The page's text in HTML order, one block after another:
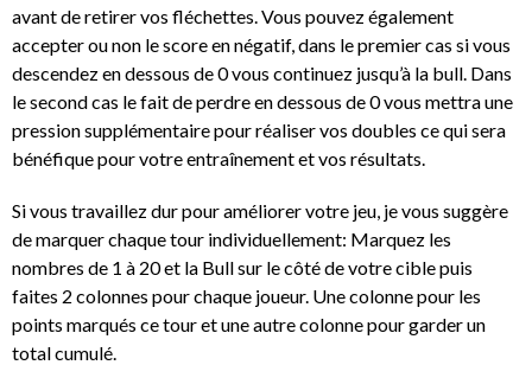
avant de retirer vos fléchettes. Vous pouvez également
accepter ou non le score en négatif, dans le premier cas si vous
descendez en dessous de 0 vous continuez jusqu’à la bull. Dans
le second cas le fait de perdre en dessous de 0 vous mettra une
pression supplémentaire pour réaliser vos doubles ce qui sera
bénéfique pour votre entraînement et vos résultats.
Si vous travaillez dur pour améliorer votre jeu, je vous suggère
de marquer chaque tour individuellement: Marquez les
nombres de 1 à 20 et la Bull sur le côté de votre cible puis
faites 2 colonnes pour chaque joueur. Une colonne pour les
points marqués ce tour et une autre colonne pour garder un
total cumulé.